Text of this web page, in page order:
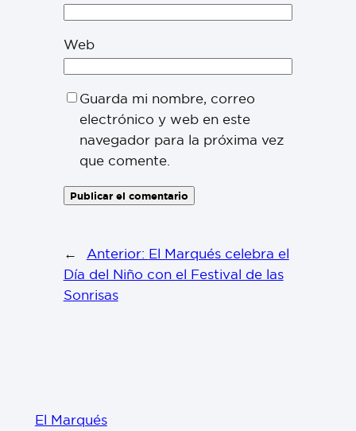
Web
Guarda mi nombre, correo
electrónico y web en este
navegador para la próxima vez
que comente.
← Anterior: El Marqués celebra el
Día del Niño con el Festival de las
Sonrisas
El Marqués